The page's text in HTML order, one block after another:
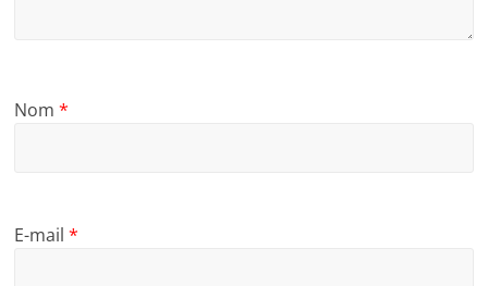
Nom*
E-mail*